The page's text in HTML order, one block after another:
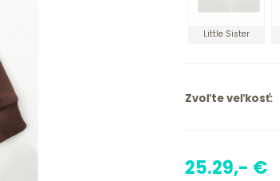
Little Sister
Zvoľte veľkosť:
25.29,- €